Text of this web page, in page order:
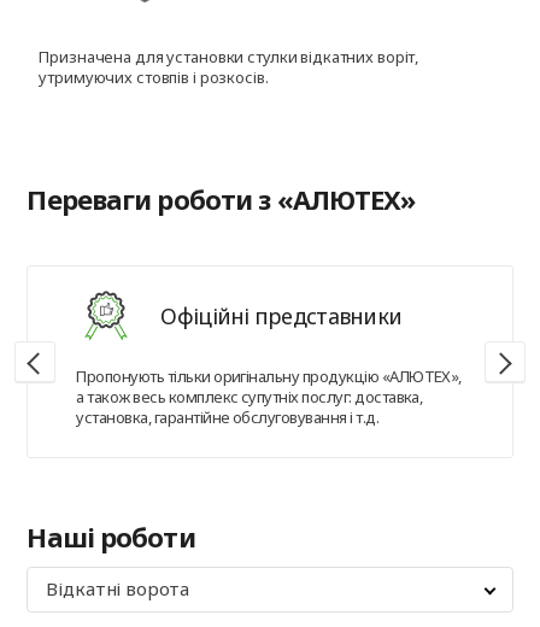
Призначена для установки стулки відкатних воріт,
утримуючих стовпів і розкосів.
Переваги роботи з «АЛЮТЕХ»
Офіційні представники
Пропонують тільки оригінальну продукцію «АЛЮТЕХ»,
а також весь комплекс супутніх послуг: доставка,
установка, гарантійне обслуговування і т.д.
Наші роботи
Відкатні ворота